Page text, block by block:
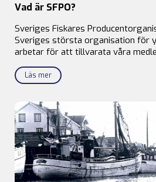
Vad är SFPO?
Sveriges Fiskares
Sveriges största organisation för
arbetar för att tillvarata våra
Läs mer